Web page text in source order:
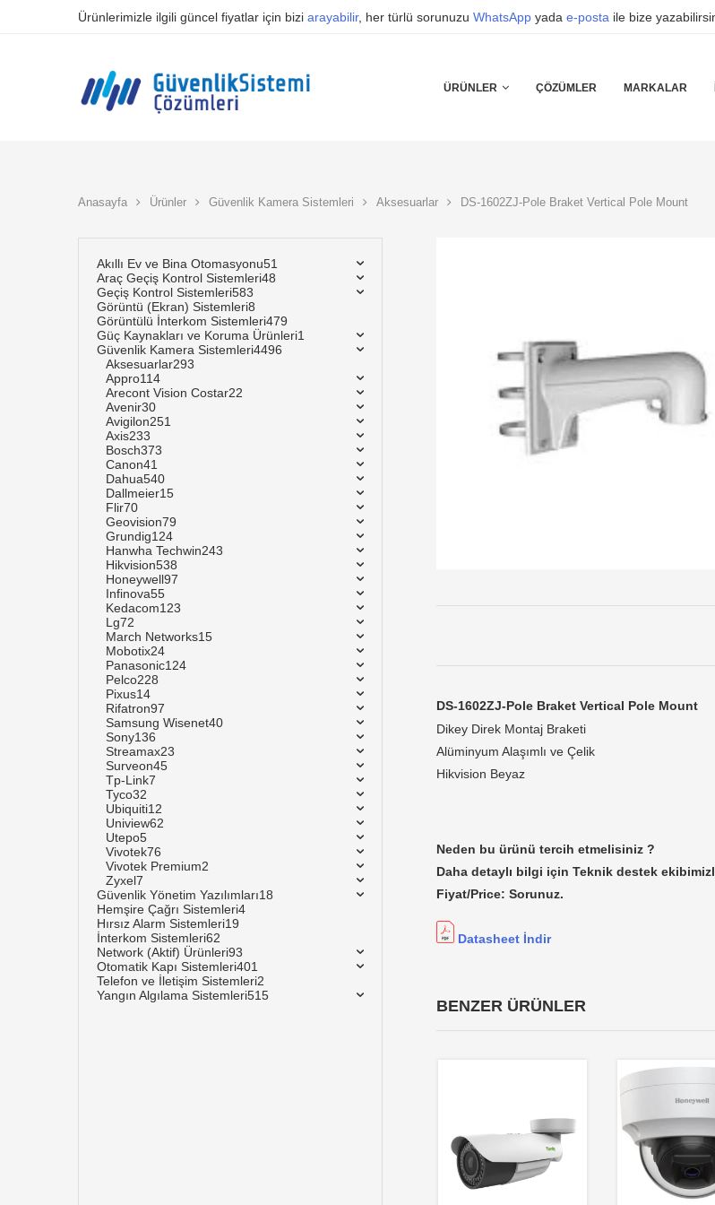
Ürünlerimizle ilgili güncel fiyatlar için bizi arayabilir, her türlü sorunuzu WhatsApp yada e-posta ile bize
ÜRÜNLER ÇÖZÜMLER MARKALAR
Anasayfa Ürünler Güvenlik Kamera Sistemleri Aksesuarlar DS-1602ZJ-Pole Braket Vertical Pole Mount
DS-1602ZJ-Pole Braket Vertical Pole Mount
Dikey Direk Montaj Braketi
Alüminyum Alaşımlı ve Çelik
Hikvision Beyaz
Neden bu ürünü tercih etmelisiniz ?
Daha detaylı bilgi için Teknik destek
Fiyat/Price: Sorunuz.
Datasheet İndir
BENZER ÜRÜNLER
Akıllı Ev ve Bina Otomasyonu51
Araç Geçiş Kontrol Sistemleri48
Geçiş Kontrol Sistemleri583
Görüntü (Ekran) Sistemleri8
Görüntülü İnterkom Sistemleri479
Güç Kaynakları ve Koruma Ürünleri1
Güvenlik Kamera Sistemleri4496
Aksesuarlar293
Appro114
Arecont Vision Costar22
Avenir30
Avigilon251
Axis233
Bosch373
Canon41
Dahua540
Dallmeier15
Flir70
Geovision79
Grundig124
Hanwha Techwin243
Hikvision538
Honeywell97
Infinova55
Kedacom123
Lg72
March Networks15
Mobotix24
Panasonic124
Pelco228
Pixus14
Rifatron97
Samsung Wisenet40
Sony136
Streamax23
Surveon45
Tp-Link7
Tyco32
Ubiquiti12
Uniview62
Utepo5
Vivotek76
Vivotek Premium2
Zyxel7
Güvenlik Yönetim Yazılımları18
Hemşire Çağrı Sistemleri4
Hırsız Alarm Sistemleri19
İnterkom Sistemleri62
Network (Aktif) Ürünleri93
Otomatik Kapı Sistemleri401
Telefon ve İletişim Sistemleri2
Yangın Algılama Sistemleri515